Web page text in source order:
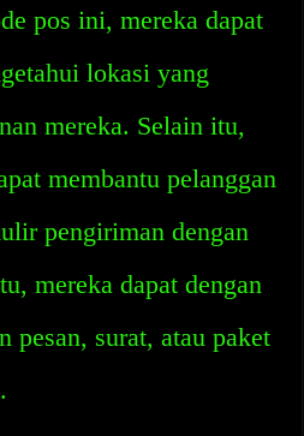
pos ini, mereka dapat
lokasi yang
mereka. Selain itu,
membantu pelanggan
pengiriman dengan
mereka dapat dengan
pesan, surat, atau paket